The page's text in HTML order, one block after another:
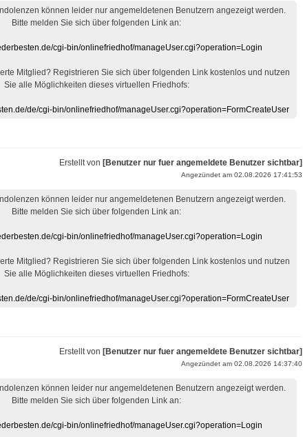
können leider nur angemeldetenen Benutzern angezeigt werden.
Bitte melden Sie sich über folgenden Link an:
cgi-bin/onlinefriedhof/manageUser.cgi?operation=Login
Mitglied? Registrieren Sie sich über folgenden Link kostenlos und nutzen
Sie alle Möglichkeiten dieses virtuellen Friedhofs:
de/cgi-bin/onlinefriedhof/manageUser.cgi?operation=FormCreateUser
Erstellt von [Benutzer nur fuer angemeldete Benutzer sichtbar]
Angezündet am 02.08.2026 17:41:53
können leider nur angemeldetenen Benutzern angezeigt werden.
Bitte melden Sie sich über folgenden Link an:
cgi-bin/onlinefriedhof/manageUser.cgi?operation=Login
Mitglied? Registrieren Sie sich über folgenden Link kostenlos und nutzen
Sie alle Möglichkeiten dieses virtuellen Friedhofs:
de/cgi-bin/onlinefriedhof/manageUser.cgi?operation=FormCreateUser
Erstellt von [Benutzer nur fuer angemeldete Benutzer sichtbar]
Angezündet am 02.08.2026 14:37:40
können leider nur angemeldetenen Benutzern angezeigt werden.
Bitte melden Sie sich über folgenden Link an:
cgi-bin/onlinefriedhof/manageUser.cgi?operation=Login